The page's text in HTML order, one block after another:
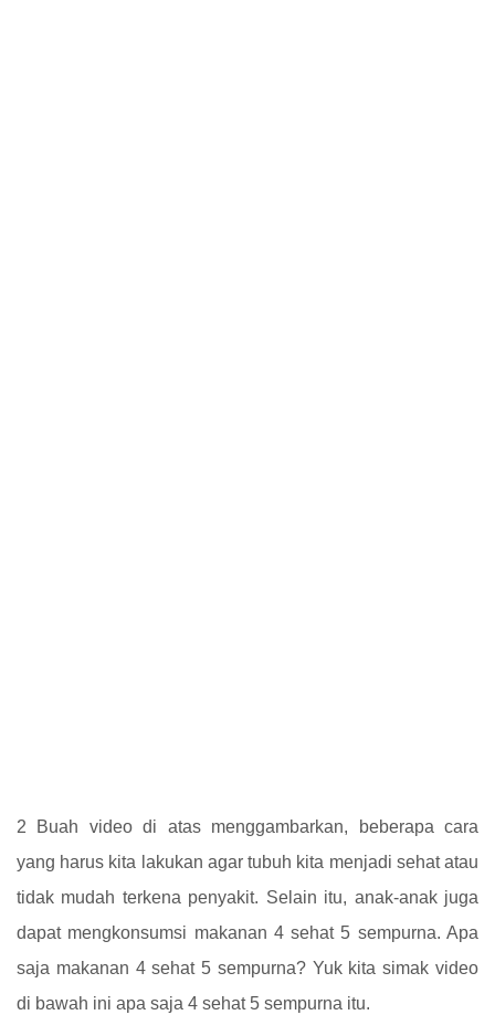
2 Buah video di atas menggambarkan, beberapa cara
yang harus kita lakukan agar tubuh kita menjadi sehat atau
tidak mudah terkena penyakit. Selain itu, anak-anak juga
dapat mengkonsumsi makanan 4 sehat 5 sempurna. Apa
saja makanan 4 sehat 5 sempurna? Yuk kita simak video
di bawah ini apa saja 4 sehat 5 sempurna itu.